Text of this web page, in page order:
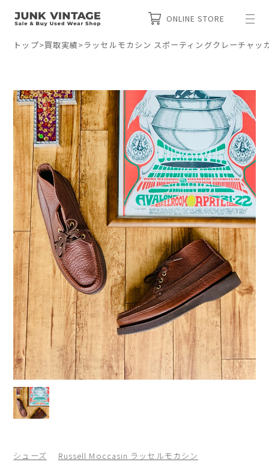
ONLINE STORE
トップ>買取実績>ラッセルモカシン スポーティングクレーチャッ
シューズ Russell Moccasin ラッセルモカシン